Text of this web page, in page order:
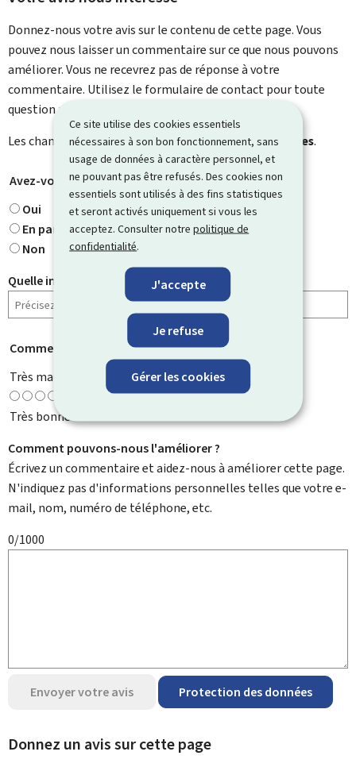
Ce site utilise des cookies essentiels
nécessaires à son bon fonctionnement, sans
usage de données à caractère personnel, et
ne pouvant pas être refusés. Des cookies non
essentiels sont utilisés à des fins statistiques
et seront activés uniquement si vous les
acceptez. Consulter notrepolitique de
confidentialité.
J'accepte
Je refuse
Gérer les cookies
Donnez-nous votre avis sur le contenu de cette page. Vous
pouvez nous laisser un commentaire sur ce que nous pouvons
améliorer. Vous ne recevrez pas de réponse à votre
commentaire. Utilisez le formulaire de contact pour toute
question particulière.
Les champs marqués d’une étoile ( * ) sontobligatoires.
Avez-vous trouvé ce que vous cherchiez ? *
Oui
En partie
Non
Quelle information cherchiez-vous ?
Comment évaluez-vous cette page ? *
Très mauvaise
Très bonne
Comment pouvons-nous l'améliorer ?
Écrivez un commentaire et aidez-nous à améliorer cette page.
N'indiquez pas d'informations personnelles telles que votre e-
mail, nom, numéro de téléphone, etc.
0/1000
Envoyer votre avis Protection des données
Donnez un avis sur cette page